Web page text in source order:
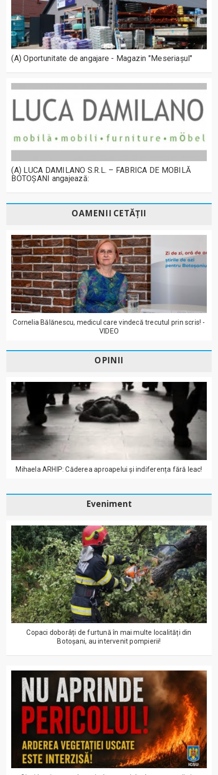
(A) Oportunitate de angajare - Magazin "Meseriașul"
(A) LUCA DAMILANO S.R.L. – FABRICA DE MOBILĂ
BOTOȘANI angajează:
OAMENII CETĂȚII
Cornelia Bălănescu, medicul care vindecă trecutul prin scris! -
VIDEO
OPINII
Mihaela ARHIP: Căderea aproapelui și indiferența fără leac!
Eveniment
Copaci doborâți de furtună în mai multe localități din
Botoșani, au intervenit pompierii!